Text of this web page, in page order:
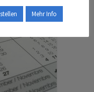
Mehr Info